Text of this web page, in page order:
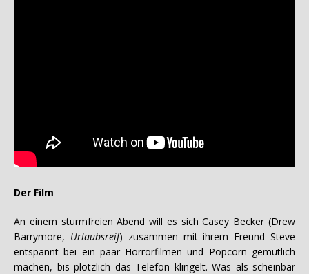
Der Film
An einem sturmfreien Abend will es sich Casey Becker (Drew
Barrymore, Urlaubsreif) zusammen mit ihrem Freund Steve
entspannt bei ein paar Horrorfilmen und Popcorn gemütlich
machen, bis plötzlich das Telefon klingelt. Was als scheinbar